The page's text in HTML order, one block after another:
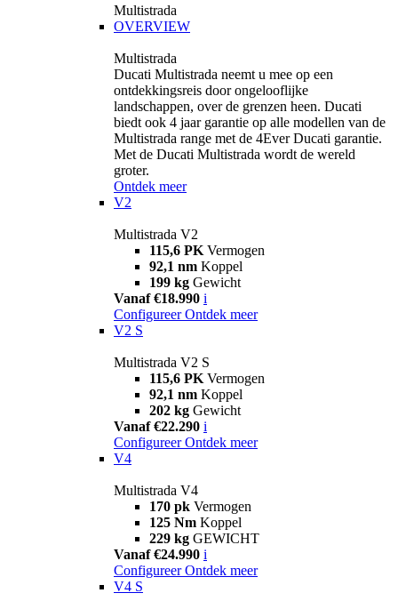
Multistrada
OVERVIEW
Multistrada
Ducati Multistrada neemt u mee op een
ontdekkingsreis door ongelooflijke
landschappen, over de grenzen heen. Ducati
biedt ook 4 jaar garantie op alle modellen van de
Multistrada range met de 4Ever Ducati garantie.
Met de Ducati Multistrada wordt de wereld
groter.
Ontdek meer
V2
Multistrada V2
115,6 PK Vermogen
92,1 nm Koppel
199 kg Gewicht
Vanaf €18.990 i
Configureer Ontdek meer
V2 S
Multistrada V2 S
115,6 PK Vermogen
92,1 nm Koppel
202 kg Gewicht
Vanaf €22.290 i
Configureer Ontdek meer
V4
Multistrada V4
170 pk Vermogen
125 Nm Koppel
229 kg GEWICHT
Vanaf €24.990 i
Configureer Ontdek meer
V4 S